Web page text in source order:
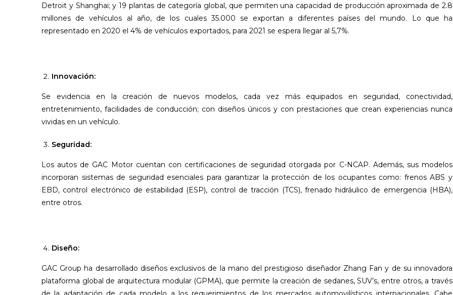
Detroit y Shanghai; y 19 plantas de categoría global, que permiten una capacidad de producción aproximada de 2.8
millones de vehículos al año, de los cuales 35.000 se exportan a diferentes países del mundo. Lo que ha
representado en 2020 el 4% de vehículos exportados, para 2021 se espera llegar al 5,7%.
Innovación:
Se evidencia en la creación de nuevos modelos, cada vez más equipados en seguridad, conectividad,
entretenimiento, facilidades de conducción; con diseños únicos y con prestaciones que crean experiencias nunca
vividas en un vehículo.
Seguridad:
Los autos de GAC Motor cuentan con certificaciones de seguridad otorgada por C-NCAP. Además, sus modelos
incorporan sistemas de seguridad esenciales para garantizar la protección de los ocupantes como: frenos ABS y
EBD, control electrónico de estabilidad (ESP), control de tracción (TCS), frenado hidráulico de emergencia (HBA),
entre otros.
Diseño:
GAC Group ha desarrollado diseños exclusivos de la mano del prestigioso diseñador Zhang Fan y de su innovadora
plataforma global de arquitectura modular (GPMA), que permite la creación de sedanes, SUV’s, entre otros, a través